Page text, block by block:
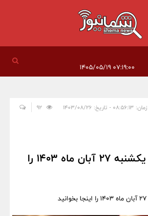
زمان: ۰۸:۵۶:۱۳ - تاریخ: ۱۴۰۳/۰۸/۲۶
فال قهوه فردا یکشنبه 27 آبان ماه 1403 را